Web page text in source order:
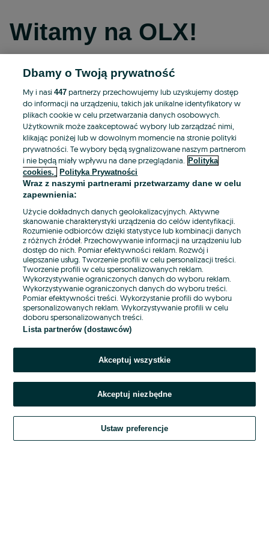
Witamy na OLX!
Kontynuuj przez Facebooka
Kontynuuj przez konto Apple
Kontynuuj przez konto Google
LUB
E-mail
Hasło
Nie pamiętasz hasła?
Zaloguj się
Kontynuując za pośrednictwem jednego z dostawców wskazanych powyżej,
Regulamin serwisu OLX.pl w jego aktualnym brzmieniu.
Dbamy o Twoją prywatność
My i nasi447 partnerzy przechowujemy lub uzyskujemy dostęp
do informacji na urządzeniu, takich jak unikalne identyfikatory w
plikach cookie w celu przetwarzania danych osobowych.
Użytkownik może zaakceptować wybory lub zarządzać nimi,
klikając poniżej lub w dowolnym momencie na stronie polityki
prywatności. Te wybory będą sygnalizowane naszym partnerom
i nie będą miały wpływu na dane przeglądania.
Polityka
cookies,
Polityka Prywatności
Wraz z naszymi partnerami przetwarzamy dane w celu
zapewnienia:
Użycie dokładnych danych geolokalizacyjnych. Aktywne
skanowanie charakterystyki urządzenia do celów identyfikacji.
Rozumienie odbiorców dzięki statystyce lub kombinacji danych
z różnych źródeł. Przechowywanie informacji na urządzeniu lub
dostęp do nich. Pomiar efektywności reklam. Rozwój i
ulepszanie usług. Tworzenie profili w celu personalizacji treści.
Tworzenie profili w celu spersonalizowanych reklam.
Wykorzystywanie ograniczonych danych do wyboru reklam.
Wykorzystywanie ograniczonych danych do wyboru treści.
Pomiar efektywności treści. Wykorzystanie profili do wyboru
spersonalizowanych reklam. Wykorzystywanie profili w celu
doboru spersonalizowanych treści.
Lista partnerów (dostawców)
Akceptuj wszystkie
Akceptuj niezbędne
Ustaw preferencje